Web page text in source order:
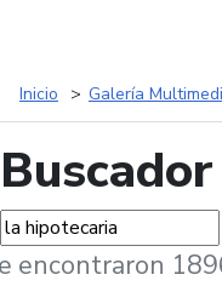
Inicio Galería
encontraron